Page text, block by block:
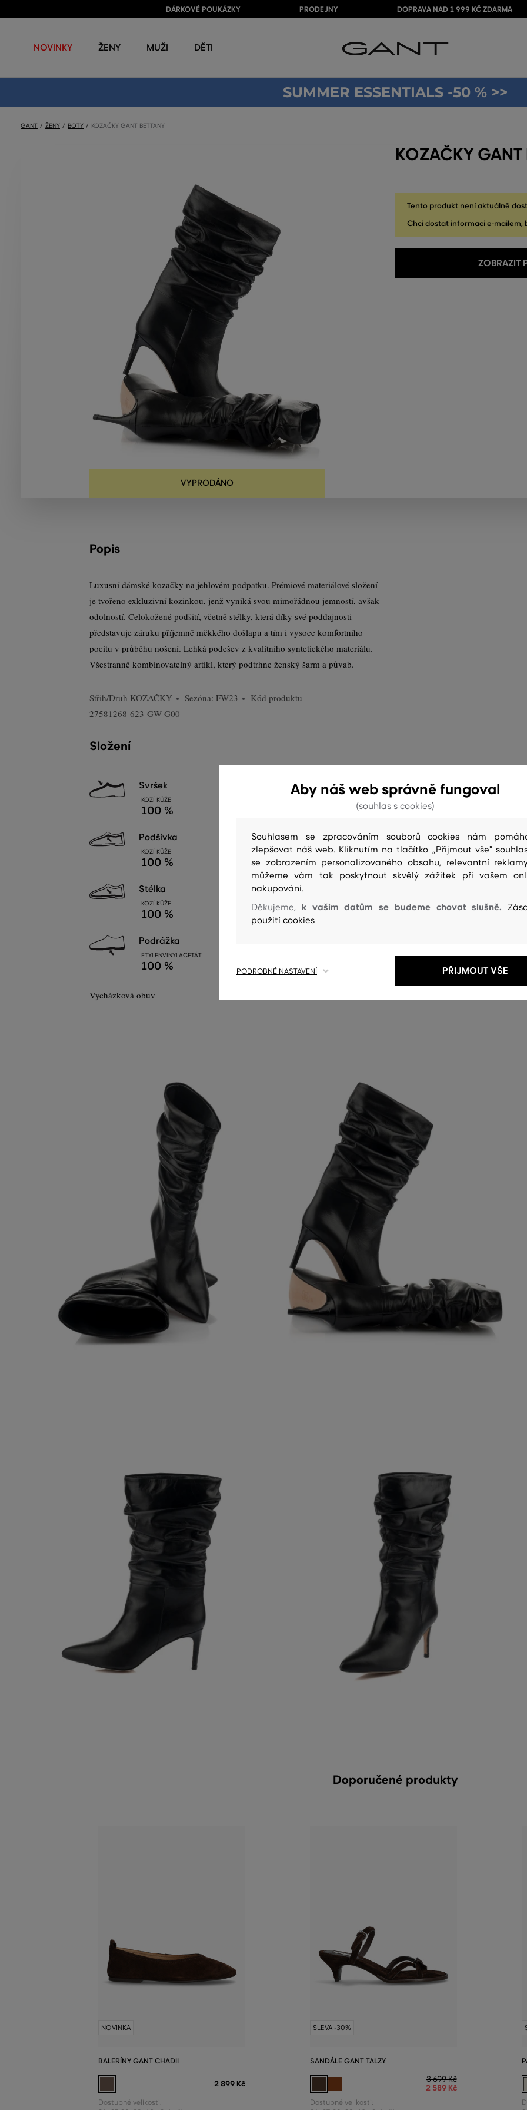
DÁRKOVÉ POUKÁZKY PRODEJNY DOPRAVA NAD 1 999 KČ ZDARMA
NOVINKY ŽENY MUŽI DĚTI
SUMMER ESSENTIALS -50 % >>
GANT ŽENY BOTY KOZAČKY GANT BETTANY
VYPRODÁNO
KOZAČKY GANT
Tento produkt není aktuálně
Chci dostat informaci e-mailem,
ZOBRAZIT
Popis
Luxusní dámské kozačky na jehlovém podpatku. Prémiové materiálové složení
je tvořeno exkluzivní kozinkou, jenž vyniká svou mimořádnou jemností, avšak
odolností. Celokožené podšití, včetně stélky, která díky své poddajnosti
představuje záruku příjemně měkkého došlapu a tím i vysoce komfortního
pocitu v průběhu nošení. Lehká podešev z kvalitního syntetického materiálu.
Všestranně kombinovatelný artikl, který podtrhne ženský šarm a půvab.
Střih/Druh KOZAČKY Sezóna: FW23
Kód produktu
27581268-623-GW-G00
Složení
svršek
KOZÍ KŮŽE
100 %
podšívka
KOZÍ KŮŽE
100 %
stélka
KOZÍ KŮŽE
100 %
podrážka
ETYLENVINYLACETÁT
100 %
Vycházková obuv
Doporučené produkty
NOVINKA
BALERÍNY GANT CHADII
2 899 Kč
Dostupné velikosti:
SLEVA -30%
SANDÁLE GANT TALZY
3 699 Kč
2 589 Kč
Dostupné velikosti:
Aby náš web správně fungoval
(souhlas s cookies)
Souhlasem se zpracováním souborů cookies nám
zlepšovat náš web. Kliknutím na tlačítko „Přijmout vše"
se zobrazením personalizovaného obsahu, relevantní
můžeme vám tak poskytnout skvělý zážitek při vašem
nakupování.
Děkujeme, k vašim datům se budeme chovat slušně.
použití cookies
PODROBNÉ NASTAVENÍ PŘIJMOUT VŠE